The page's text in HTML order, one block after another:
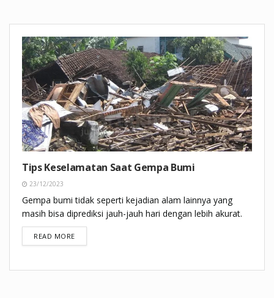
Tips Keselamatan Saat Gempa Bumi
23/12/2023
Gempa bumi tidak seperti kejadian alam lainnya yang
masih bisa diprediksi jauh-jauh hari dengan lebih akurat.
READ MOREDETAILS